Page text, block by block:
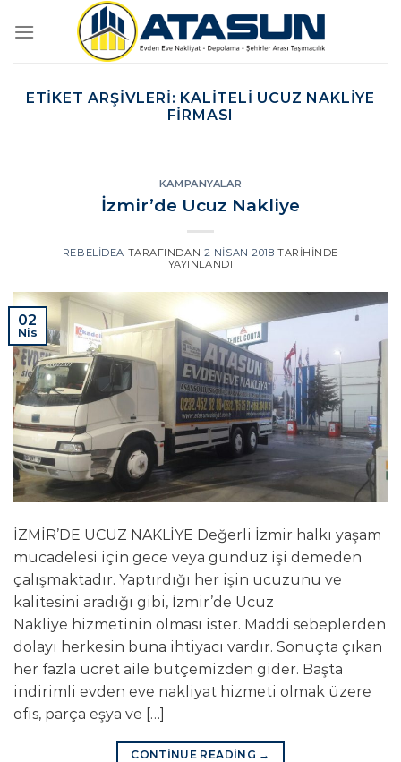
atla
ETIKET ARŞIVLERI: KALITELI UCUZ NAKLIYE
FIRMASI
KAMPANYALAR
İzmir’de Ucuz Nakliye
REBELIDEA TARAFINDAN 2 NISAN 2018 TARIHINDE
YAYINLANDI
02
Nis
İZMİR’DE UCUZ NAKLİYE Değerli İzmir halkı yaşam
mücadelesi için gece veya gündüz işi demeden
çalışmaktadır. Yaptırdığı her işin ucuzunu ve
kalitesini aradığı gibi, İzmir’de Ucuz
Nakliye hizmetinin olması ister. Maddi sebeplerden
dolayı herkesin buna ihtiyacı vardır. Sonuçta çıkan
her fazla ücret aile bütçemizden gider. Başta
indirimli evden eve nakliyat hizmeti olmak üzere
ofis, parça eşya ve […]
CONTINUE READING →